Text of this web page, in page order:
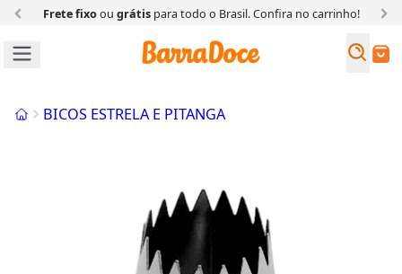
Frete fixoou grátispara todo o Brasil. Confira no carrinho!
Buscar
InícioBICOS ESTRELA E PITANGA